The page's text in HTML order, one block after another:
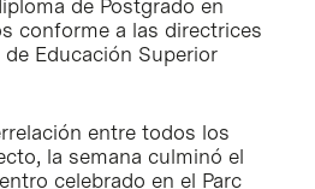
de Postgrado en
conforme a las directrices
Educación Superior
entre todos los
la semana culminó el
celebrado en el Parc